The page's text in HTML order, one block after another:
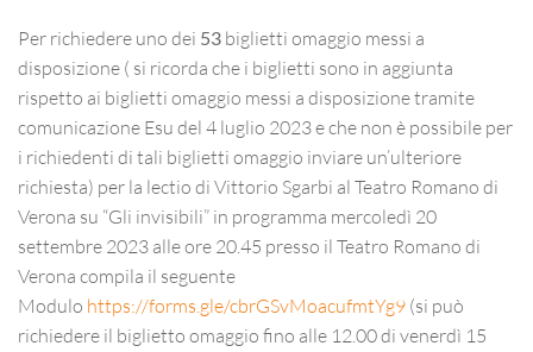
Per richiedere uno dei 53 biglietti omaggio messi a
disposizione ( si ricorda che i biglietti sono in aggiunta
rispetto ai biglietti omaggio messi a disposizione tramite
comunicazione Esu del 4 luglio 2023 e che non è possibile per
i richiedenti di tali biglietti omaggio inviare un’ulteriore
richiesta) per la lectio di Vittorio Sgarbi al Teatro Romano di
Verona su “Gli invisibili” in programma mercoledì 20
settembre 2023 alle ore 20.45 presso il Teatro Romano di
Verona compila il seguente
Modulo https://forms.gle/cbrGSvMoacufmtYg9 (si può
richiedere il biglietto omaggio fino alle 12.00 di venerdì 15